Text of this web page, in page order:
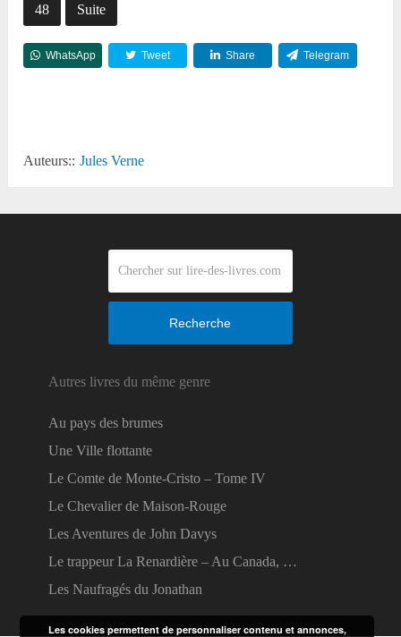
48 Suite
WhatsApp Tweet Share Telegram
Auteurs:: Jules Verne
Recherche
Autres livres du même genre
Au pays des brumes
Une Ville flottante
Le Comte de Monte-Cristo – Tome IV
Le Chevalier de Maison-Rouge
Les Aventures de John Davys
Le trappeur La Renardière – Au Canada, …
Les Naufragés du Jonathan
Les cookies permettent de personnaliser contenu et annonces,